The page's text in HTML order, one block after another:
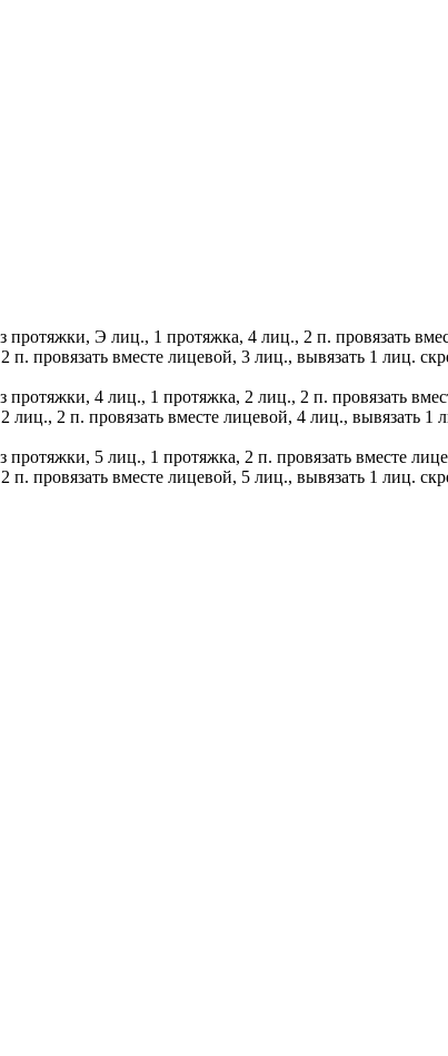
Э лиц., 1 протяжка, 4 лиц., 2 п. провязать
провязать вместе лицевой, 3 лиц., вывязать 1 лиц.
4 лиц., 1 протяжка, 2 лиц., 2 п. провязать
2 п. провязать вместе лицевой, 4 лиц., вывязать
5 лиц., 1 протяжка, 2 п. провязать вместе
провязать вместе лицевой, 5 лиц., вывязать 1 лиц.